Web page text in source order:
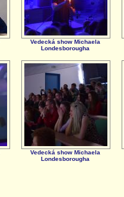
Vedecká show Michaela
Londesborougha
Vedecká show Michaela
Londesborougha